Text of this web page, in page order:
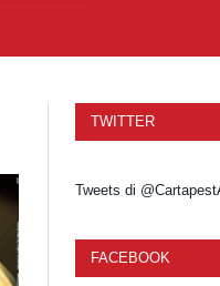
TWITTER
Tweets di
FACEBOOK